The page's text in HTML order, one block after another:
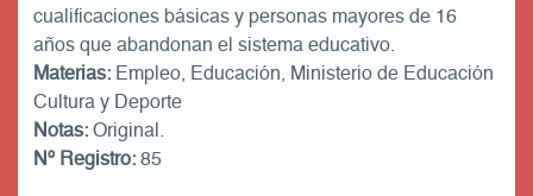
cualificaciones básicas y personas mayores de 16
años que abandonan el sistema educativo.
Materias:Empleo, Educación, Ministerio de Educación
Cultura y Deporte
Notas:Original.
Nº Registro:85